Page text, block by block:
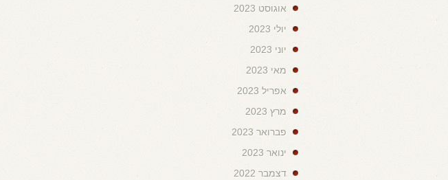
אוגוסט 2023
יולי 2023
יוני 2023
מאי 2023
אפריל 2023
מרץ 2023
פברואר 2023
ינואר 2023
דצמבר 2022